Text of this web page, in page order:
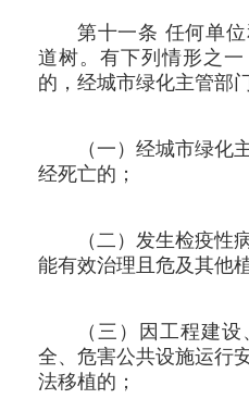
第十一条 任何单
道树。有下列情形之
的，经城市绿化主管部
（一）经城市绿化
经死亡的；
（二）发生检疫性
能有效治理且危及其他
（三）因工程建
全、危害公共设施运行
法移植的；